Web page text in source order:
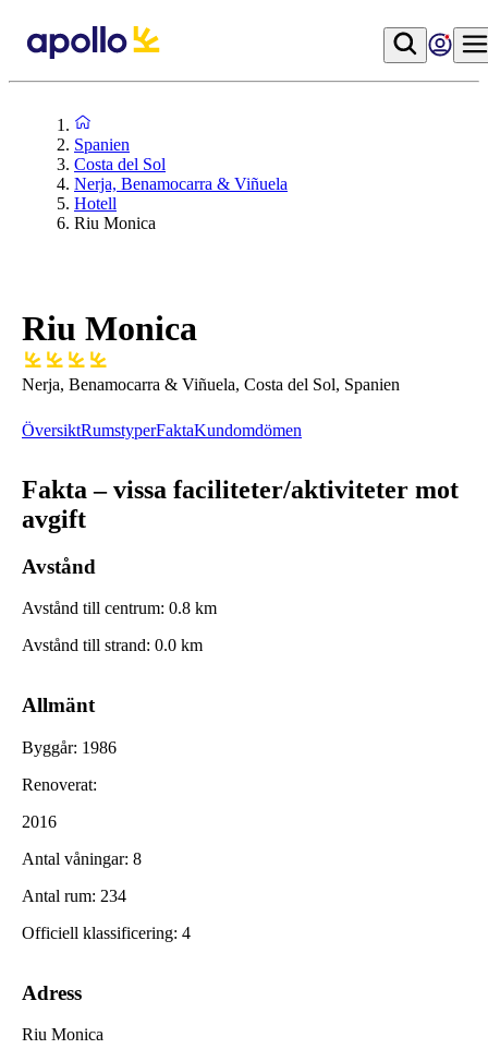
Spanien
Costa del Sol
Nerja, Benamocarra & Viñuela
Hotell
Riu Monica
Riu Monica
Nerja, Benamocarra & Viñuela, Costa del Sol, Spanien
ÖversiktRumstyperFaktaKundomdömen
Fakta – vissa faciliteter/aktiviteter mot
avgift
Avstånd
Avstånd till centrum: 0.8 km
Avstånd till strand: 0.0 km
Allmänt
Byggår: 1986
Renoverat:
2016
Antal våningar: 8
Antal rum: 234
Officiell klassificering: 4
Adress
Riu Monica